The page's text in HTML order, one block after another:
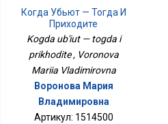
Когда Убьют — Тогда И
Приходите
Kogda ub'iut — togda i
prikhodite , Voronova
Mariia Vladimirovna
Воронова Мария
Владимировна
Артикул: 1514500